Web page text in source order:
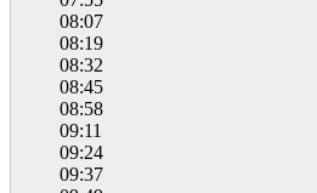
08:07
08:19
08:32
08:45
08:58
09:11
09:24
09:37